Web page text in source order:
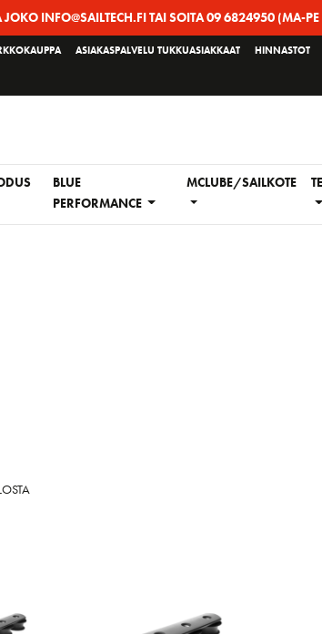
JOKO INFO@SAILTECH.FI TAI SOITA 09 6824950 (MA-
ASIAKASPALVELU TUKKUASIAKKAAT HINNASTOT
BLUE
PERFORMANCE
MCLUBE/SAILKOTE